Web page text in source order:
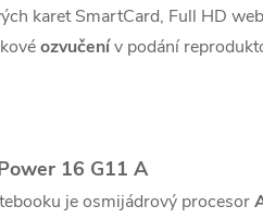
karet SmartCard, Full HD
ozvučenív podání
16 G11 A
je osmijádrový procesor